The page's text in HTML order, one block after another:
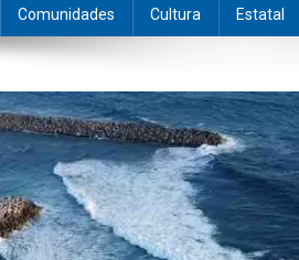
Comunidades Cultura Estatal